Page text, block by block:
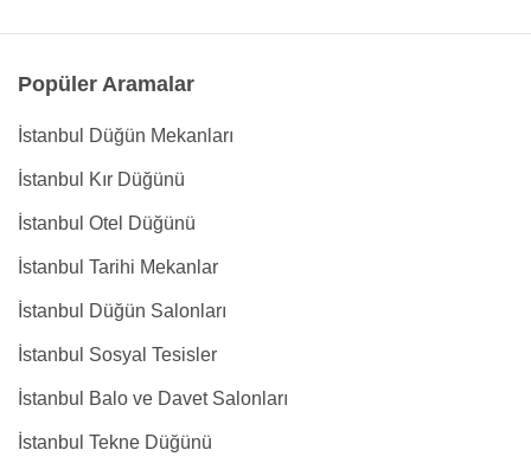
Popüler Aramalar
İstanbul Düğün Mekanları
İstanbul Kır Düğünü
İstanbul Otel Düğünü
İstanbul Tarihi Mekanlar
İstanbul Düğün Salonları
İstanbul Sosyal Tesisler
İstanbul Balo ve Davet Salonları
İstanbul Tekne Düğünü